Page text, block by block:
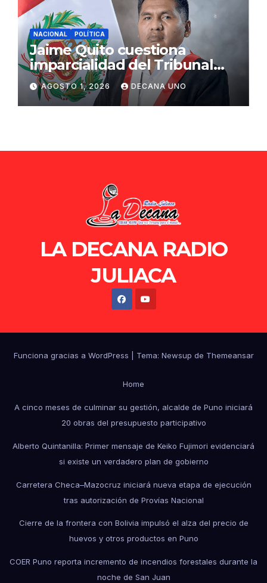
NACIONAL POLÍTICA
Jaime Quito cuestiona
imparcialidad del Tribunal
Constitucional tras liberación
de Ollanta Humala
AGOSTO 1, 2026 DECANA UNO
LA DECANA RADIO
JULIACA
Funciona gracias a WordPress Tema: Newsup de Themeansar
Home
A cinco meses de culminar su gestión, alcalde de Puno iniciará
20 obras del presupuesto participativo
Alberto Quintanilla: Primer mensaje de Keiko Fujimori evidenciará
si existe un verdadero plan de gobierno
Carretera Checa–Mazocruz iniciará nueva etapa de ejecución
tras autorización de Provías Nacional
Cierre de la frontera con Bolivia impulsó el alza del precio de
huevos y otros productos en Puno
COER Puno reporta incremento de incendios forestales durante la
noche de San Juan